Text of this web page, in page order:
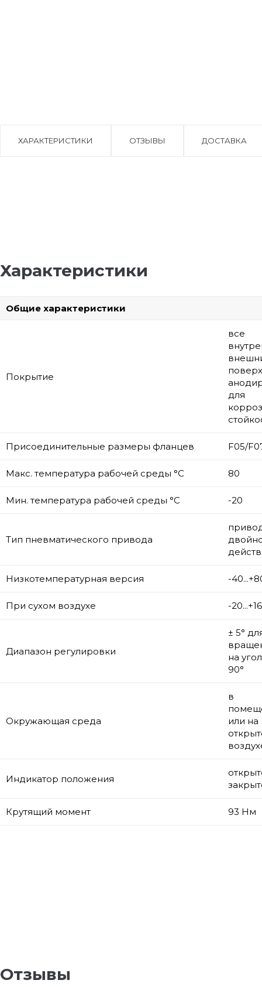
ХАРАКТЕРИСТИКИ ОТЗЫВЫ ДОСТАВКА
Характеристики
Общие характеристики
Покрытие
все
для
Присоединительные размеры фланцев F05/
Макс. температура рабочей среды °С 80
Мин. температура рабочей среды °С -20
Тип пневматического привода
Низкотемпературная версия -
При сухом воздухе -
Диапазон регулировки
± 5°
на угол
90°
Окружающая среда
в
или на
Индикатор положения
Крутящий момент 93 Нм
Отзывы